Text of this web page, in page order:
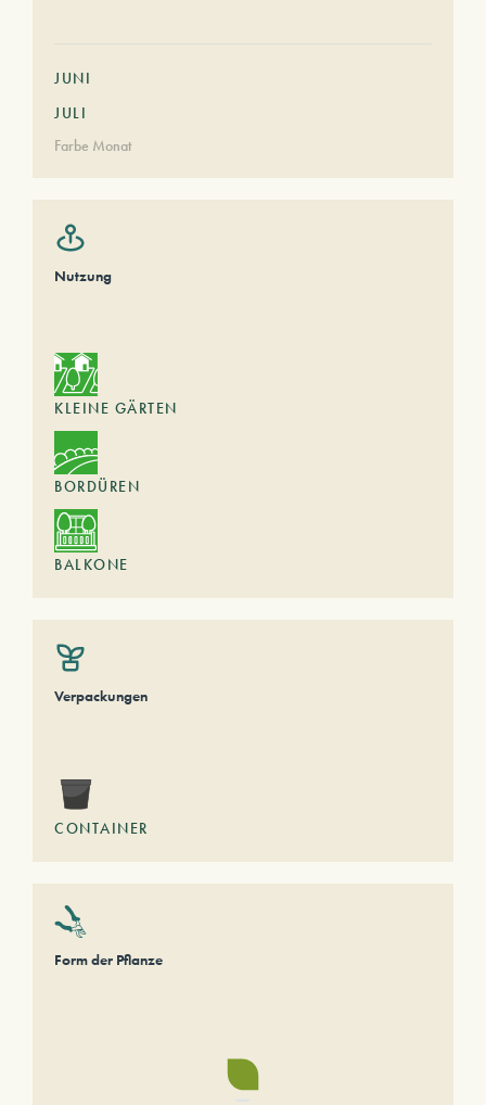
JUNI
JULI
Farbe Monat
Nutzung
KLEINE GÄRTEN
BORDÜREN
BALKONE
Verpackungen
CONTAINER
Form der Pflanze